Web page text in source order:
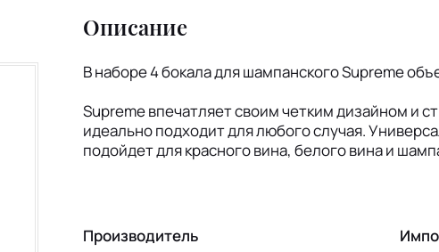
Описание
В наборе 4 бокала для шампанского Supreme
Supreme впечатляет своим четким дизайном и
идеально подходит для любого случая.
подойдет для красного вина, белого вина и
Производитель